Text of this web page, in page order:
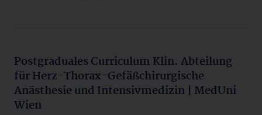
Postgraduales Curriculum Klin. Abteilung
für Herz-Thorax-Gefäßchirurgische
Anästhesie und Intensivmedizin | MedUni
Wien